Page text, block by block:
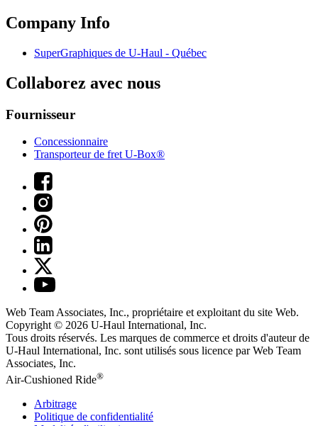
Company Info
SuperGraphiques de U-Haul - Québec
Collaborez avec nous
Fournisseur
Concessionnaire
Transporteur de fret U-Box®
Web Team Associates, Inc., propriétaire et exploitant du site Web.
Copyright © 2026 U-Haul International, Inc.
Tous droits réservés. Les marques de commerce et droits d'auteur de
U-Haul International, Inc. sont utilisés sous licence par Web Team
Associates, Inc.
Air-Cushioned Ride®
Arbitrage
Politique de confidentialité